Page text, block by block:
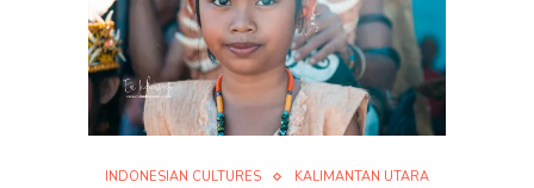
INDONESIAN CULTURES KALIMANTAN UTARA